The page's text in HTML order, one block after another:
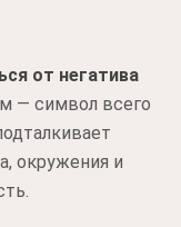
от негатива
— символ всего
окружения и